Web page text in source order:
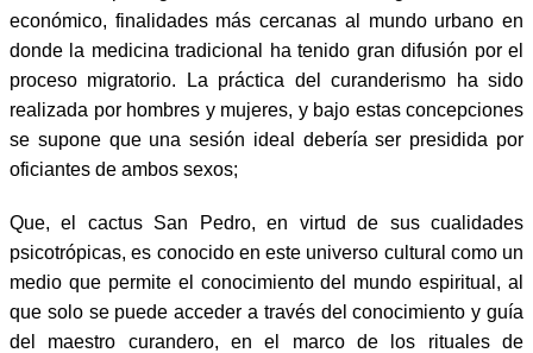
económico, finalidades más cercanas al mundo urbano en
donde la medicina tradicional ha tenido gran difusión por el
proceso migratorio. La práctica del curanderismo ha sido
realizada por hombres y mujeres, y bajo estas concepciones
se supone que una sesión ideal debería ser presidida por
oficiantes de ambos sexos;
Que, el cactus San Pedro, en virtud de sus cualidades
psicotrópicas, es conocido en este universo cultural como un
medio que permite el conocimiento del mundo espiritual, al
que solo se puede acceder a través del conocimiento y guía
del maestro curandero, en el marco de los rituales de